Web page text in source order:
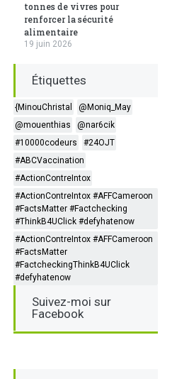
tonnes de vivres pour
renforcer la sécurité
alimentaire
19 juin 2026
Étiquettes
{MinouChristal
@Moniq_May
@mouenthias
@nar6cik
#10000codeurs
#24OJT
#ABCVaccination
#ActionContreIntox
#ActionContreIntox #AFFCameroon
#FactsMatter #Factchecking
#ThinkB4UClick #defyhatenow
#ActionContreIntox #AFFCameroon
#FactsMatter
#FactcheckingThinkB4UClick
#defyhatenow
Suivez-moi sur
Facebook